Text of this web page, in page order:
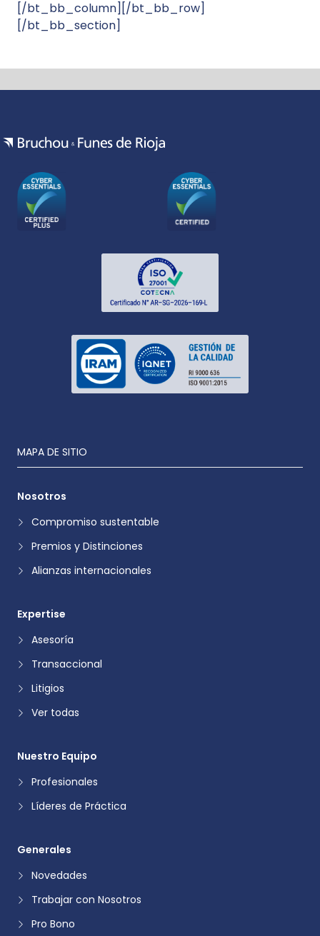
[/bt_bb_column][/bt_bb_row]
[/bt_bb_section]
MAPA DE SITIO
Nosotros
Compromiso sustentable
Premios y Distinciones
Alianzas internacionales
Expertise
Asesoría
Transaccional
Litigios
Ver todas
Nuestro Equipo
Profesionales
Líderes de Práctica
Generales
Novedades
Trabajar con Nosotros
Pro Bono